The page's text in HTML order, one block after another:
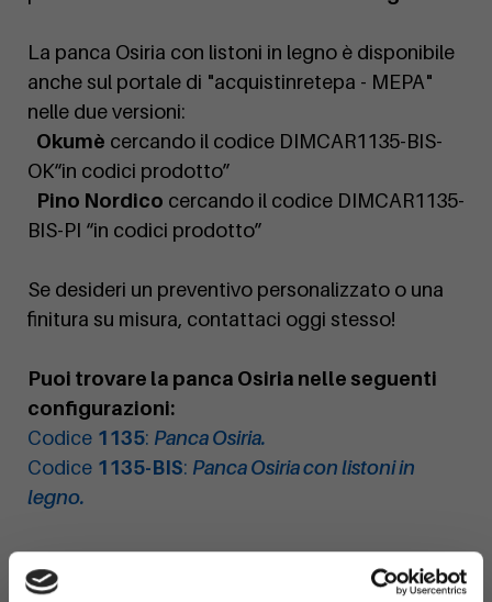
La panca Osiria con listoni in legno è disponibile
anche sul portale di "acquistinretepa - MEPA"
nelle due versioni:
Okumè cercando il codice DIMCAR1135-BIS-
OK“in codici prodotto”
Pino Nordico cercando il codice DIMCAR1135-
BIS-PI “in codici prodotto”
Se desideri un preventivo personalizzato o una
finitura su misura, contattaci oggi stesso!
Puoi trovare la panca Osiria nelle seguenti
configurazioni:
Codice 1135: Panca Osiria.
Codice 1135-BIS: Panca Osiria con listoni in
legno.